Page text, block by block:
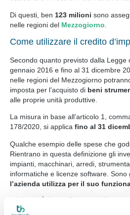
Di questi, ben 123 milioni sono
nelle regioni del Mezzogiorno
Come utilizzare il credito
Secondo quanto previsto dalla Legge
gennaio 2016 e fino al 31 dicembre
nelle regioni del Mezzogiorno
imposta per l’acquisto di beni
alle proprie unità produttive.
La misura in base all’articolo 1,
178/2020, si applica fino al 31
Qualche esempio delle spese che
Rientrano in questa definizione gli
impianti, macchinari, arredi,
informatiche e licenze software. Sono
l’azienda utilizza per il suo
Chi potrà beneficiare